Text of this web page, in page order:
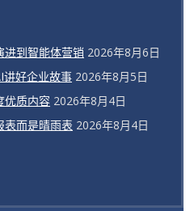
进到智能体营销 2026年8月6日
好企业故事 2026年8月5日
优质内容 2026年8月4日
表而是晴雨表 2026年8月4日